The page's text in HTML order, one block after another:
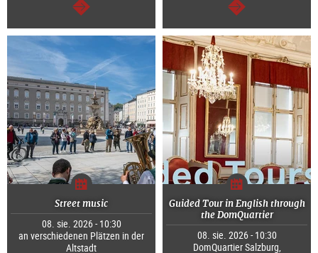
dalej dalej
Street music
08. sie. 2026 - 10:30
an verschiedenen Plätzen in der
Altstadt
Guided Tour in English through
the DomQuartier
08. sie. 2026 - 10:30
DomQuartier Salzburg,